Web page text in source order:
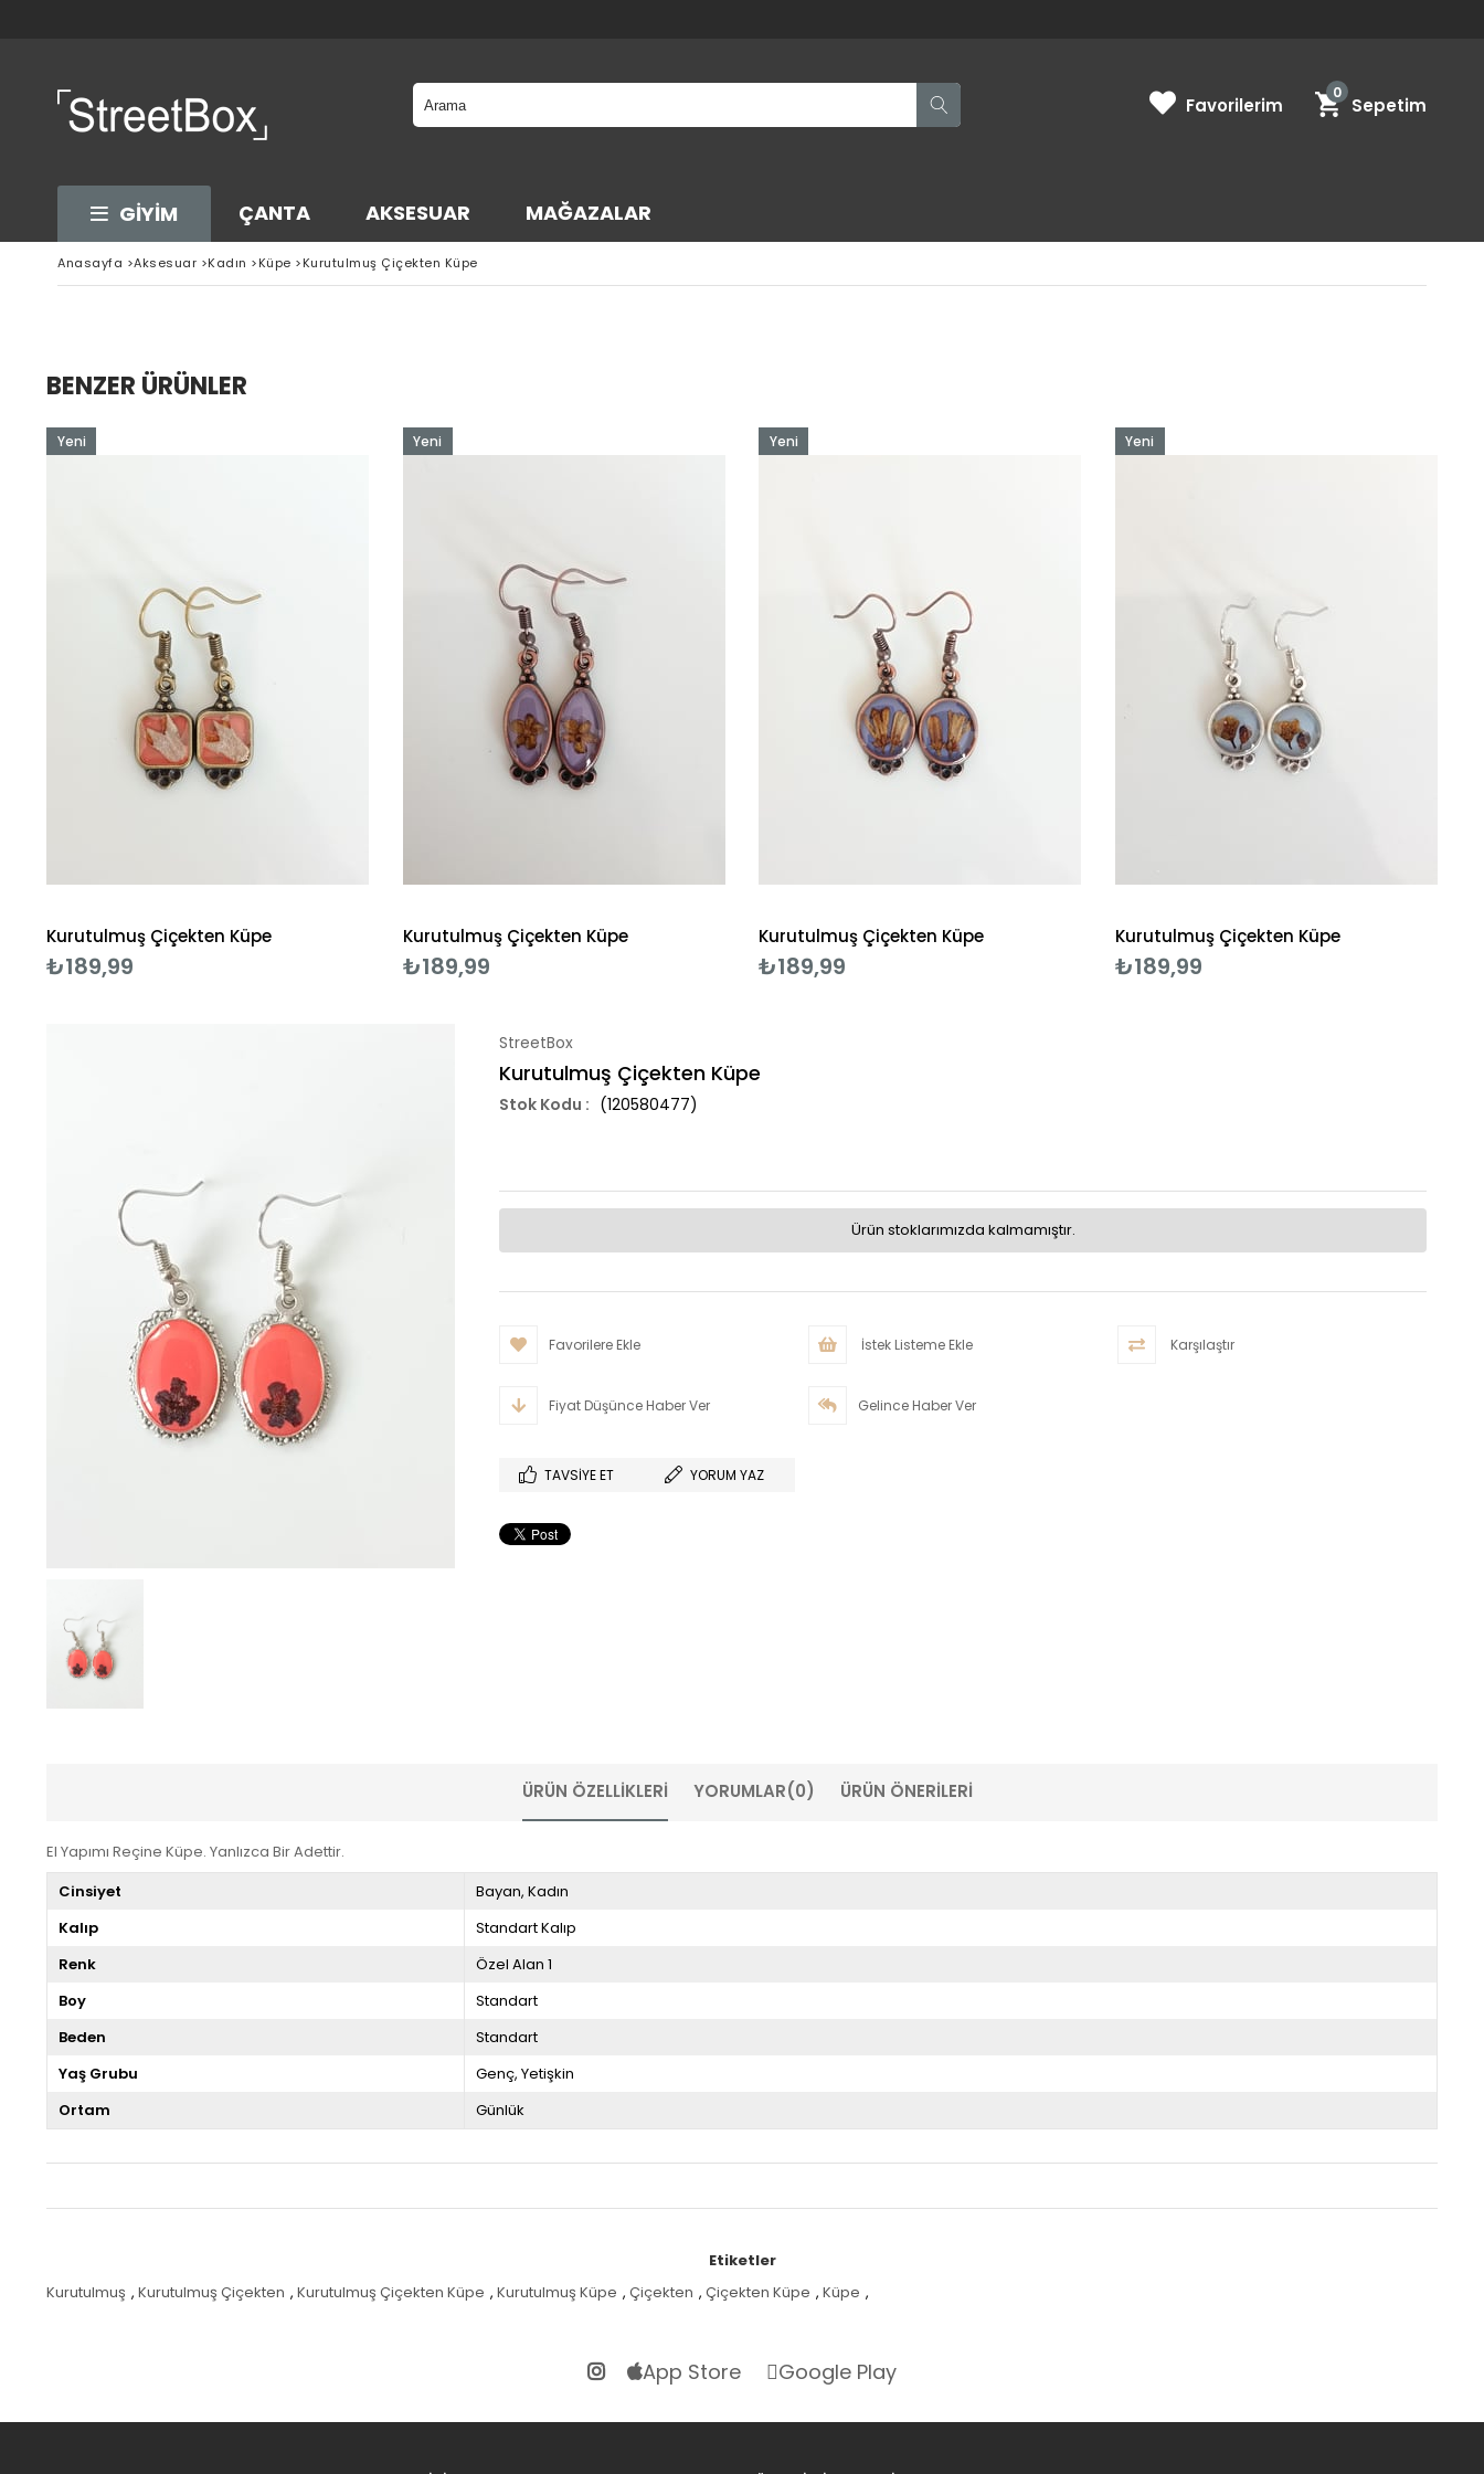
Sepetim
0
GİYİM ÇANTA AKSESUAR MAĞAZALAR
Favorilerim
Anasayfa >Aksesuar >Kadın >Küpe >Kurutulmuş Çiçekten Küpe
BENZER ÜRÜNLER
Kurutulmuş Çiçekten Küpe
₺189,99
Yeni
Kurutulmuş Çiçekten Küpe
₺189,99
Yeni
Kurutulmuş Çiçekten Küpe
₺189,99
Yeni
Kurutulmuş Çiçekten Küpe
₺189,99
Yeni
StreetBox
Kurutulmuş Çiçekten Küpe
(120580477)
Ürün stoklarımızda kalmamıştır.
Favorilere Ekle İstek Listeme Ekle Karşılaştır
Fiyat Düşünce Haber Ver Gelince Haber Ver
TAVSIYE ET YORUM YAZ
ÜRÜN ÖZELLIKLERI YORUMLAR(0) ÜRÜN ÖNERILERI
El Yapımı Reçine Küpe. Yanlızca Bir Adettir.
Cinsiyet
Bayan Kadın
Kalıp
Standart Kalıp
Renk
Özel Alan 1
Boy
Standart
Beden
Standart
Yaş Grubu
Genç Yetişkin
Ortam
Günlük
Etiketler
Kurutulmuş , Kurutulmuş Çiçekten , Kurutulmuş Çiçekten Küpe , Kurutulmuş Küpe , Çiçekten , Çiçekten Küpe , Küpe ,
App Store Google Play